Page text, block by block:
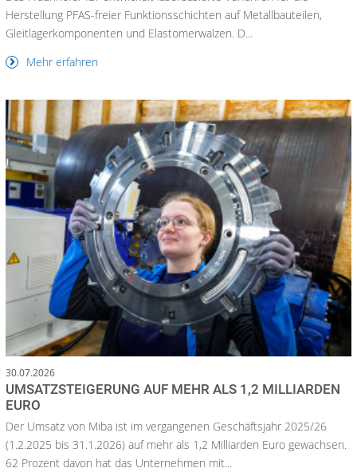
Herstellung PFAS-freier Funktionsschichten auf Metallbauteilen,
Gleitlagerkomponenten und Elastomerwalzen. D...
Mehr erfahren
30.07.2026
UMSATZSTEIGERUNG AUF MEHR ALS 1,2 MILLIARDEN
EURO
Der Umsatz von Miba ist im vergangenen Geschäftsjahr 2025/26
(1.2.2025 bis 31.1.2026) auf mehr als 1,2 Milliarden Euro gewachsen.
62 Prozent davon hat das Unternehmen mit...